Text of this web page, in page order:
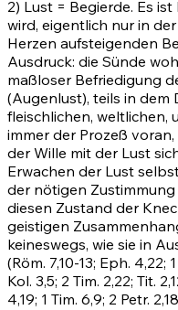
2) Lust = Begierde. Es
wird, eigentlich nur in
Herzen aufsteigenden
Ausdruck: die Sünde
maßloser Befriedigung
(Augenlust), teils in dem
fleischlichen, weltlichen,
immer der Prozeß voran,
der Wille mit der Lust
Erwachen der Lust
der nötigen
diesen Zustand der
geistigen
keineswegs, wie sie in
(Röm. 7,10-13; Eph. 4,22; 1
Kol. 3,5; 2 Tim. 2,22; Tit.
4,19; 1 Tim. 6,9; 2 Petr.